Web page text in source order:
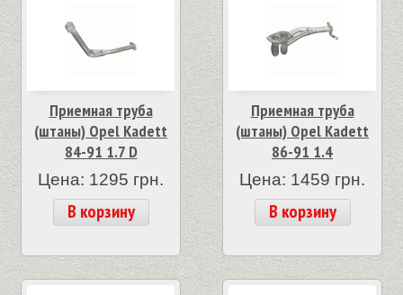
Приемная труба
(штаны) Opel Kadett
84-91 1.7 D
Цена: 1295 грн.
В корзину
Приемная труба
(штаны) Opel Kadett
86-91 1.4
Цена: 1459 грн.
В корзину